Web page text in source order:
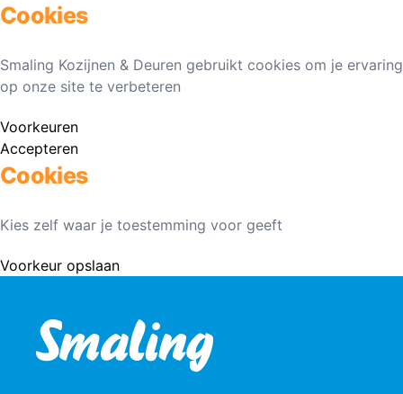
Cookies
Smaling Kozijnen & Deuren gebruikt cookies om je ervaring
op onze site te verbeteren
Voorkeuren
Accepteren
Cookies
Kies zelf waar je toestemming voor geeft
Voorkeur opslaan